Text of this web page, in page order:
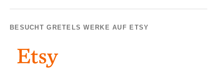
BESUCHT GRETELS WERKE AUF ETSY